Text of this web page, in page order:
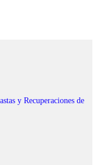
y Recuperaciones de